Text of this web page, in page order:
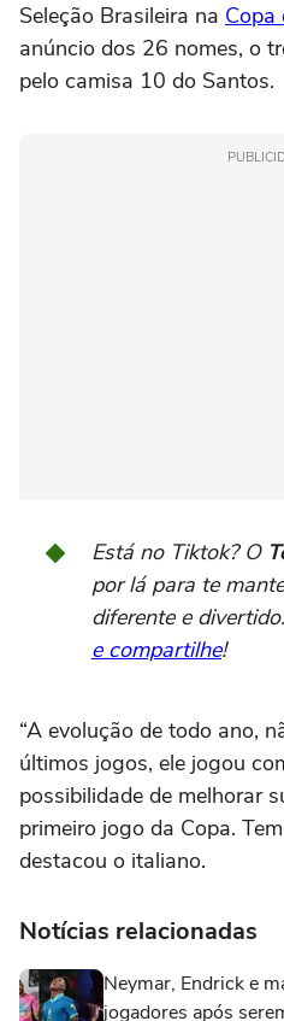
Seleção Brasileira na Copa
anúncio dos 26 nomes, o
pelo camisa 10 do Santos.
Está no Tiktok? O
por lá para te
diferente e divertido.
e compartilhe!
“A evolução de todo ano,
últimos jogos, ele jogou
possibilidade de melhorar
primeiro jogo da Copa.
destacou o italiano.
Notícias relacionadas
Neymar, Endrick e
jogadores após